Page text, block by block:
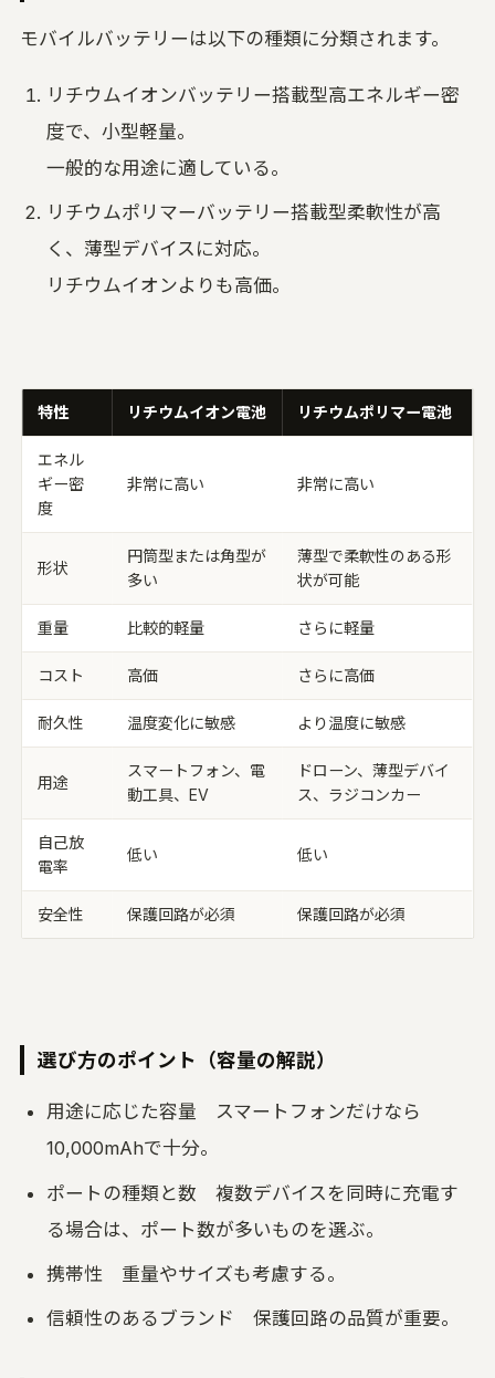
モバイルバッテリーは以下の種類に分類されます。
リチウムイオンバッテリー搭載型高エネルギー密
度で、小型軽量。
一般的な用途に適している。
リチウムポリマーバッテリー搭載型柔軟性が高
く、薄型デバイスに対応。
リチウムイオンよりも高価。
特性 リチウムイオン電池 リチウムポリマー電池
エネル
ギー密
度
非常に高い 非常に高い
形状
円筒型または角型が
多い
薄型で柔軟性のある形
状が可能
重量 比較的軽量 さらに軽量
コスト 高価 さらに高価
耐久性 温度変化に敏感 より温度に敏感
用途
スマートフォン、電
動工具、EV
ドローン、薄型デバイ
ス、ラジコンカー
自己放
電率
低い 低い
安全性 保護回路が必須 保護回路が必須
選び方のポイント（容量の解説）
用途に応じた容量 スマートフォンだけなら
10,000mAhで十分。
ポートの種類と数 複数デバイスを同時に充電す
る場合は、ポート数が多いものを選ぶ。
携帯性 重量やサイズも考慮する。
信頼性のあるブランド 保護回路の品質が重要。